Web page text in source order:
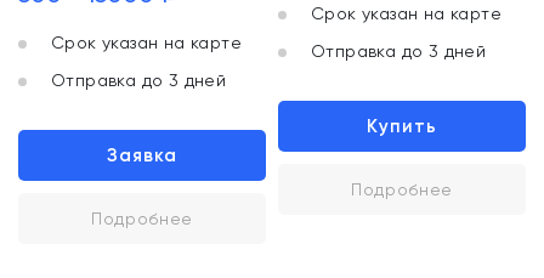
Срок указан на карте
Отправка до 3 дней
Заявка
Подробнее
Срок указан на карте
Отправка до 3 дней
Купить
Подробнее